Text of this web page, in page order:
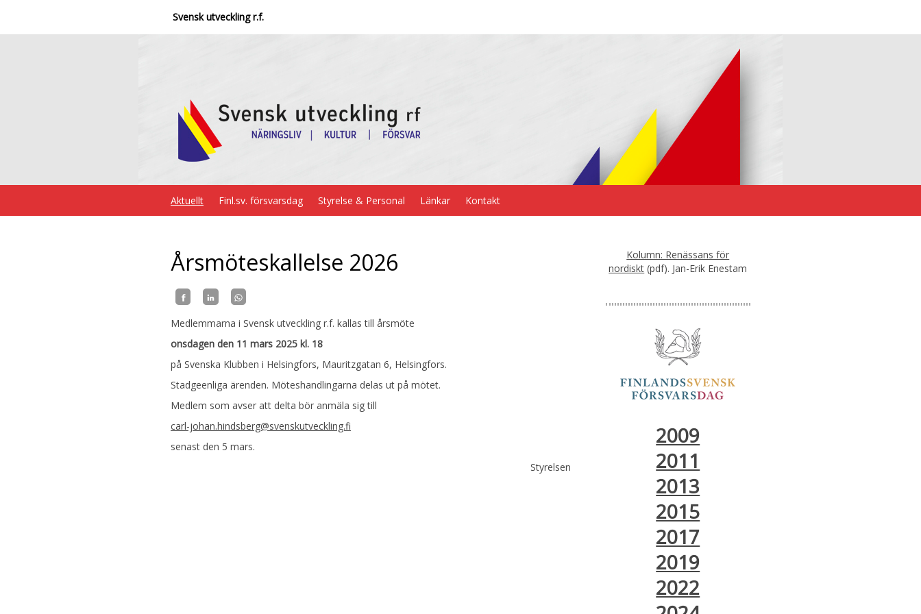
Svensk utveckling r.f.
Aktuellt Finl.sv. försvarsdag Styrelse & Personal Länkar Kontakt
Årsmöteskallelse 2026
Medlemmarna i Svensk utveckling r.f. kallas till årsmöte
onsdagen den 11 mars 2025 kl. 18
på Svenska Klubben i Helsingfors, Mauritzgatan 6, Helsingfors.
Stadgeenliga ärenden. Möteshandlingarna delas ut på mötet.
Medlem som avser att delta bör anmäla sig till
carl-johan.hindsberg@svenskutveckling.fi
senast den 5 mars.
Styrelsen
Kolumn: Renässans för
nordiskt (pdf). Jan-Erik Enestam
2009
2011
2013
2015
2017
2019
2022